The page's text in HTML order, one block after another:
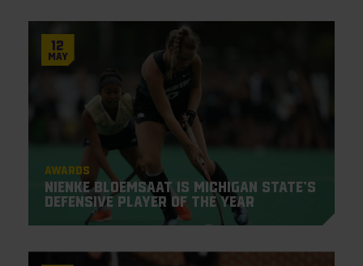
12
May
Awards
Nienke Bloemsaat is Michigan State’s
Defensive Player of the Year